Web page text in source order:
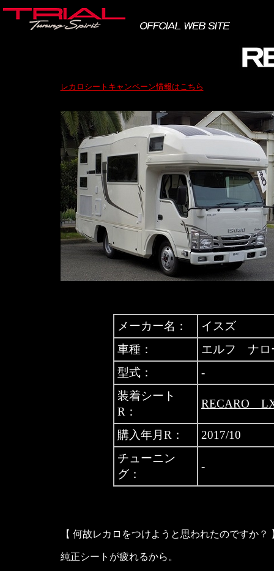
レカロシートキャンペーン情報はこちら
メーカー名：
イスズ
車種：
エルフ ナロ
型式：
-
装着シート
R：
RECARO
購入年月R：
2017/10
チューニン
グ：
-
【 何故レカロをつけようと思われたのですか？
純正シートが疲れるから。